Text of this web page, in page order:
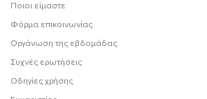
Ποιοι είμαστε
Φόρμα επικοινωνίας
Οργάνωση της εβδομάδας
Συχνές ερωτήσεις
Οδηγίες χρήσης